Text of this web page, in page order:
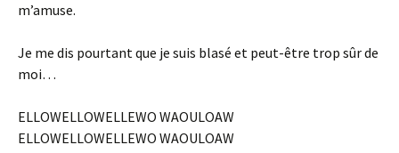
m’amuse.
Je me dis pourtant que je suis blasé et peut-être trop sûr de
moi…
ELLOWELLOWELLEWO WAOULOAW
ELLOWELLOWELLEWO WAOULOAW